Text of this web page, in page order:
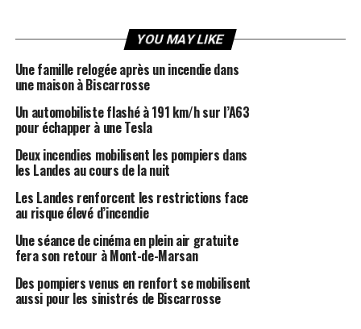
YOU MAY LIKE
Une famille relogée après un incendie dans
une maison à Biscarrosse
Un automobiliste flashé à 191 km/h sur l’A63
pour échapper à une Tesla
Deux incendies mobilisent les pompiers dans
les Landes au cours de la nuit
Les Landes renforcent les restrictions face
au risque élevé d’incendie
Une séance de cinéma en plein air gratuite
fera son retour à Mont-de-Marsan
Des pompiers venus en renfort se mobilisent
aussi pour les sinistrés de Biscarrosse